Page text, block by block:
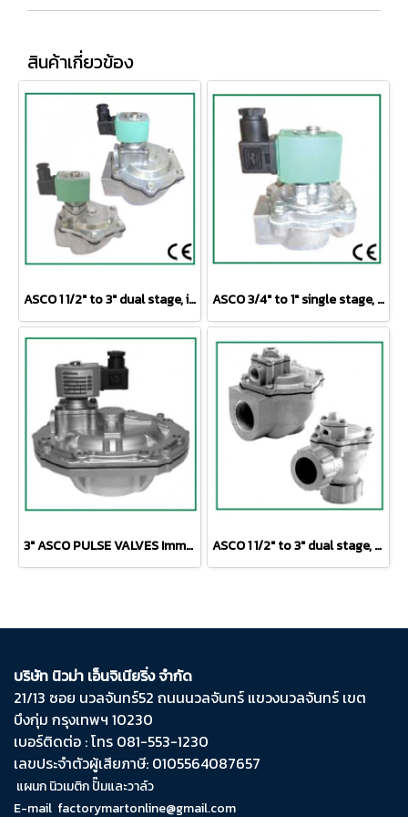
สินค้าเกี่ยวข้อง
ASCO 1 1/2" to 3" dual stage, integral pilot threaded body or compression fitting Ø 1 1/2" ASCO 3/4" to 1" single stage, integral pilot threaded body or compression fitting
3" ASCO PULSE VALVES Immersion Type ASCO 1 1/2" to 3" dual stage, remote pilot threaded body or compression ﬁtting Ø 1 1/2"
บริษัท นิวม่า เอ็นจิเนียริ่ง จำกัด
21/13 ซอย นวลจันทร์​52 ถนน​นวลจันทร์​ แขวง​นวลจันทร์​ เขต​
บึงกุ่ม​ กรุงเทพฯ​ 10230
เบอร์ติดต่อ : โทร 081-553-1230
เลขประจำตัวผู้เสียภาษี: 0105564087657
แผนก นิวเมติก ปั๊มและวาล์ว
E-mail factorymartonline@gmail.com